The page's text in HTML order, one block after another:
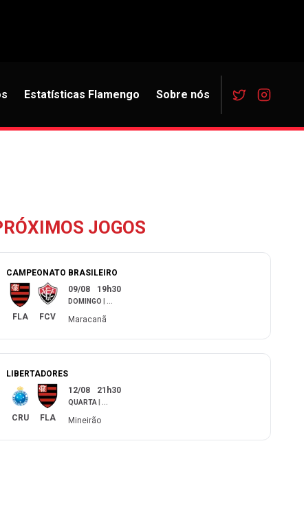
Estatísticas Flamengo Sobre nós
JOGOS
CAMPEONATO BRASILEIRO
FLA FCV
09/08 19h30
DOMINGO
Maracanã
LIBERTADORES
CRU FLA
12/08 21h30
QUARTA
Mineirão